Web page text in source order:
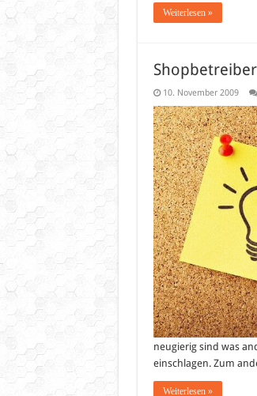
Weiterlesen »
10. November 2009
neugierig sind was
einschlagen. Zum
Weiterlesen »